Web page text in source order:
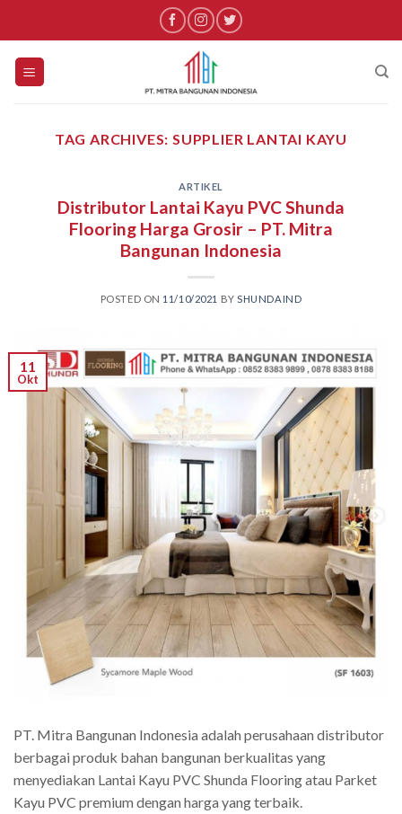
content
TAG ARCHIVES:SUPPLIER LANTAI KAYU
ARTIKEL
Distributor Lantai Kayu PVC Shunda
Flooring Harga Grosir – PT. Mitra
Bangunan Indonesia
POSTED ON 11/10/2021 BY SHUNDAIND
11
Okt
PT. Mitra Bangunan Indonesia adalah perusahaan distributor
berbagai produk bahan bangunan berkualitas yang
menyediakan Lantai Kayu PVC Shunda Flooring atau Parket
Kayu PVC premium dengan harga yang terbaik.